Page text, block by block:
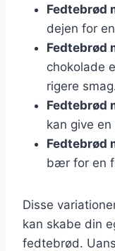
Fedtebrød
dejen for
Fedtebrød
chokolade
rigere
Fedtebrød
kan give
Fedtebrød
bær for en
Disse
kan skabe din
fedtebrød.